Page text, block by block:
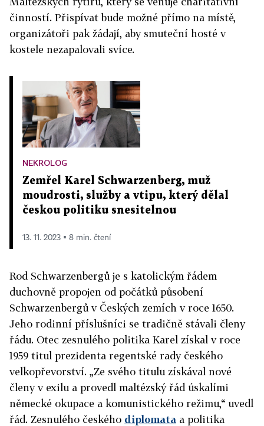
činností. Přispívat bude možné přímo na místě,
organizátoři pak žádají, aby smuteční hosté v
kostele nezapalovali svíce.
NEKROLOG
Zemřel Karel Schwarzenberg, muž
moudrosti, služby a vtipu, který dělal
českou politiku snesitelnou
13. 11. 2023 ▪ 8 min. čtení
Rod Schwarzenbergů je s katolickým řádem
duchovně propojen od počátků působení
Schwarzenbergů v Českých zemích v roce 1650.
Jeho rodinní příslušníci se tradičně stávali členy
řádu. Otec zesnulého politika Karel získal v roce
1959 titul prezidenta regentské rady českého
velkopřevorství. „Ze svého titulu získával nové
členy v exilu a provedl maltézský řád úskalími
německé okupace a komunistického režimu,“ uvedl
řád. Zesnulého českého diplomata a politika